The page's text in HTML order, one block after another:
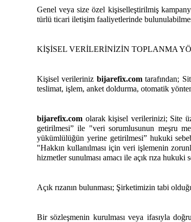
Genel veya size özel kişiselleştirilmiş
türlü ticari iletişim faaliyetlerinde
KİŞİSEL VERİLERİNİZİN TOPLANMA
Kişisel verileriniz bijarefix.comtarafından;
teslimat, işlem, anket doldurma, otomatik
bijarefix.com olarak kişisel verilerinizi; Site
getirilmesi” ile "veri sorumlusunun meşru
yükümlülüğün yerine getirilmesi” hukuki
"Hakkın kullanılması için veri işlemenin
hizmetler sunulması amacı ile açık rıza
Açık rızanın bulunması; Şirketimizin tabi
Bir sözleşmenin kurulması veya ifasıyla